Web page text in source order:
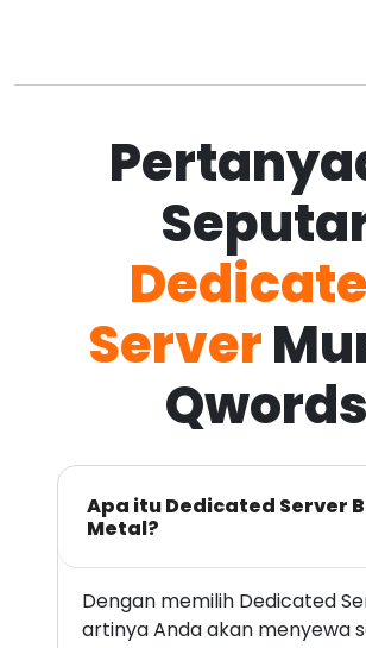
Server
Qwords
Apa itu Dedicated Server
Metal?
Dengan memilih Dedicated
artinya Anda akan menyewa